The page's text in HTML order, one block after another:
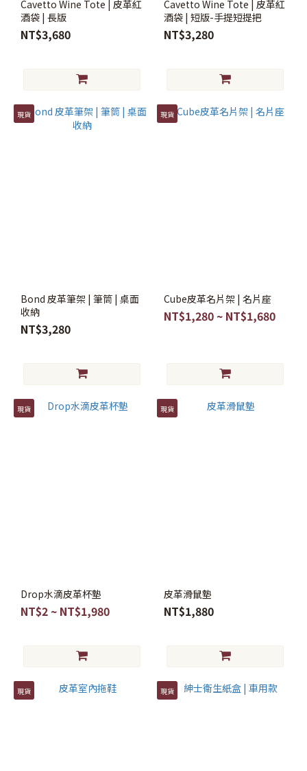
Cavetto Wine Tote | 皮革紅
酒袋 | 長版
NT$3,680
Cavetto Wine Tote | 皮革紅
酒袋 | 短版-手提短提把
NT$3,280
現貨
Bond 皮革筆架 | 筆筒 | 桌面
收納
NT$3,280
現貨
Cube皮革名片架 | 名片座
NT$1,280 ~ NT$1,680
現貨
Drop水滴皮革杯墊
NT$2 ~ NT$1,980
現貨
皮革滑鼠墊
NT$1,880
現貨 現貨